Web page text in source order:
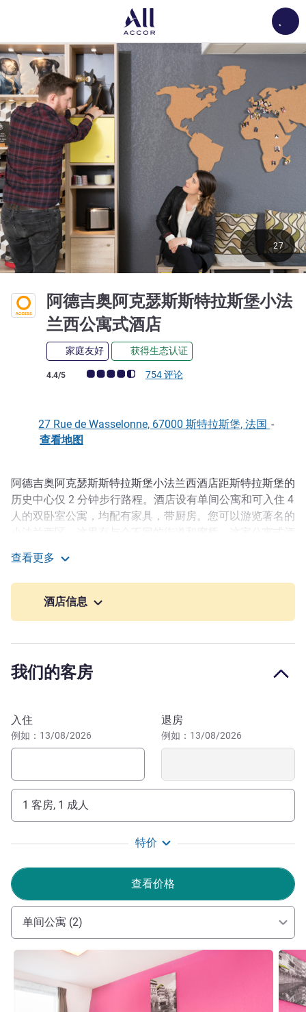
阿德吉奥阿克瑟斯斯特拉斯堡小法
兰西公寓式酒店
家庭友好 获得生态认证
客户意见评级 (ALL 评级)
4.4/5 754 评论
27
27 Rue de Wasselonne, 67000 斯特拉斯堡, 法国 -
查看地图
描述
阿德吉奥阿克瑟斯斯特拉斯堡小法兰西酒店距斯特拉斯堡的
历史中心仅 2 分钟步行路程。酒店设有单间公寓和可入住 4
人的双卧室公寓，均配有家具，带厨房。您可以游览著名的
米（300 码），前往斯特拉斯堡 TGV 火车站仅需 5 分钟。
斯特拉斯堡小法兰西阿德吉奥阿克瑟斯公寓酒店地理位置优
越，交通便利，毗邻斯特拉斯堡历史中心和廊桥，步行 15
足您的各种需求，确保您愉快入住。Isabelle LEHRMANN，
查看更多
酒店信息
我们的客房
预订此酒店
入住
例如：13/08/2026
退房
例如：13/08/2026
1 客房, 1 成人
特价
查看价格
单间公寓 (2)
请参阅详情 请参